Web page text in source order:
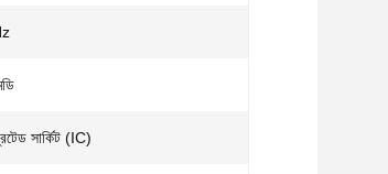
সার্কিট (IC)